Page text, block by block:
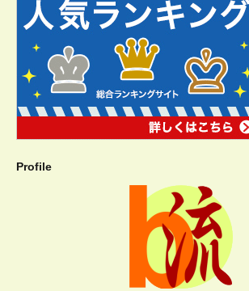
Profile